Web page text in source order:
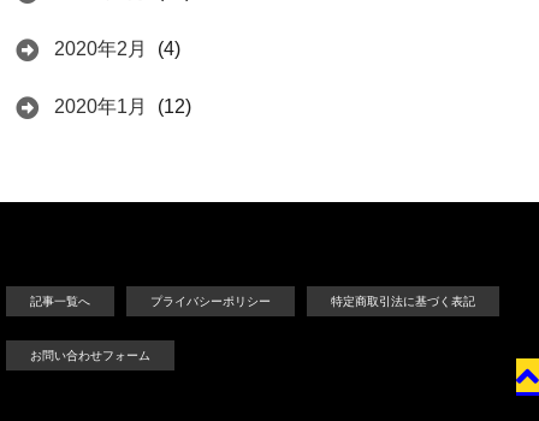
2020年2月 (4)
2020年1月 (12)
記事一覧へ プライバシーポリシー 特定商取引法に基づく表記
お問い合わせフォーム